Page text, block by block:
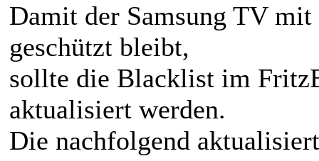
Damit der Samsung TV mit
geschützt bleibt,
sollte die Blacklist im
aktualisiert werden.
Die nachfolgend